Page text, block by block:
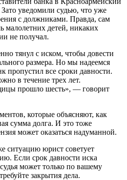
уведомили судью, что уже
с должниками. Правда, сам
малолетних детей, никаких
не получал.
тянул с иском, чтобы довести
размера. Но мы надеемся
пропустил все сроки давности.
в течение трех лет.
прошло шесть», — говорит
которые объясняют, как
сумма долга. И это тоже
может оказаться надуманной.
ситуацию юрист советует
Если срок давности иска
может только по вашему
закрытия дела.